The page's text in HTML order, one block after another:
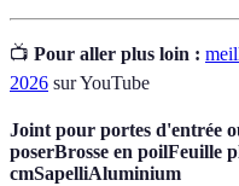
📺 Pour aller plus loin :
2026 sur YouTube
Joint pour portes d'entrée
poserBrosse en poilFeuille
cmSapelliAluminium